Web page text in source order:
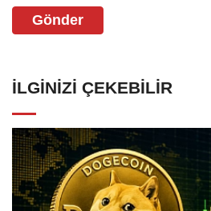
Gönder
İLGINIZI ÇEKEBILIR